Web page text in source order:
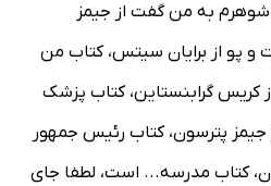
شوهرم به من گفت از جیمز
و پو از برایان سیتس، کتاب من
گرابنستاین، کتاب پزشک
جیمز پترسون، کتاب رئیس جمهور
کتاب مدرسه... است، لطفا جای